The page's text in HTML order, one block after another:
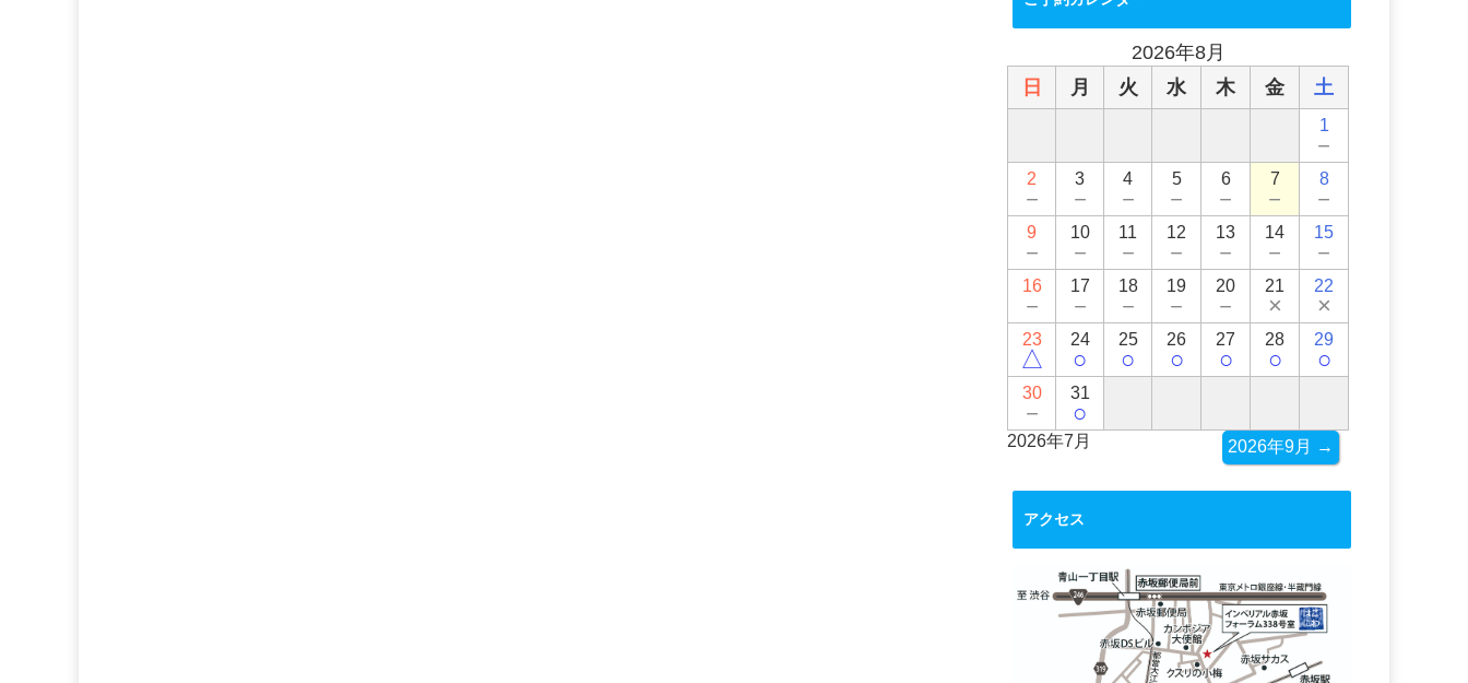
2026年8月
日
月 火 水 木 金 土
1
－
2
－
3
－
4
－
5
－
6
－
7
－
8
－
9
－
10
－
11
－
12
－
13
－
14
－
15
－
16
－
17
－
18
－
19
－
20
－
21
×
22
×
23
△
24
○
25
○
26
○
27
○
28
○
29
○
30
－
31
○
2026年7月 2026年9月 →
アクセス